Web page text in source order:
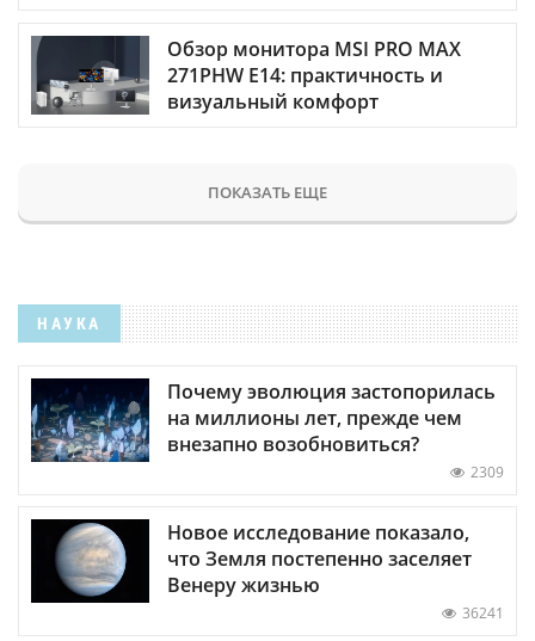
Обзор монитора MSI PRO MAX
271PHW E14: практичность и
визуальный комфорт
ПОКАЗАТЬ ЕЩЕ
НАУКА
Почему эволюция застопорилась
на миллионы лет, прежде чем
внезапно возобновиться?
2309
Новое исследование показало,
что Земля постепенно заселяет
Венеру жизнью
36241